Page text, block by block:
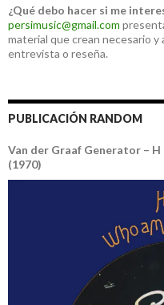
¿Qué debo hacer si me
persimusic@gmail.com
material que crean necesario y
entrevista o reseña.
PUBLICACIÓN RANDOM
Van der Graaf Generator –
(1970)